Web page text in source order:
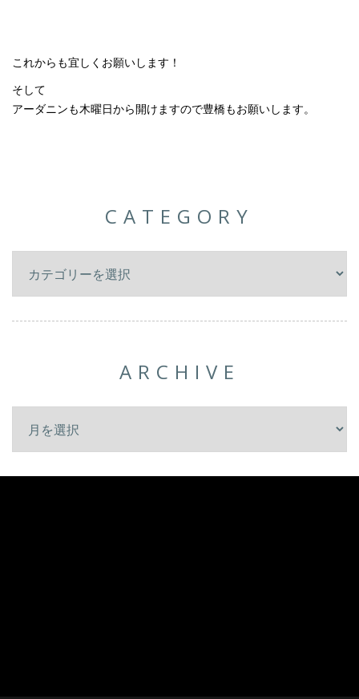
これからも宜しくお願いします！
そして
アーダニンも木曜日から開けますので豊橋もお願いします。
CATEGORY
ARCHIVE